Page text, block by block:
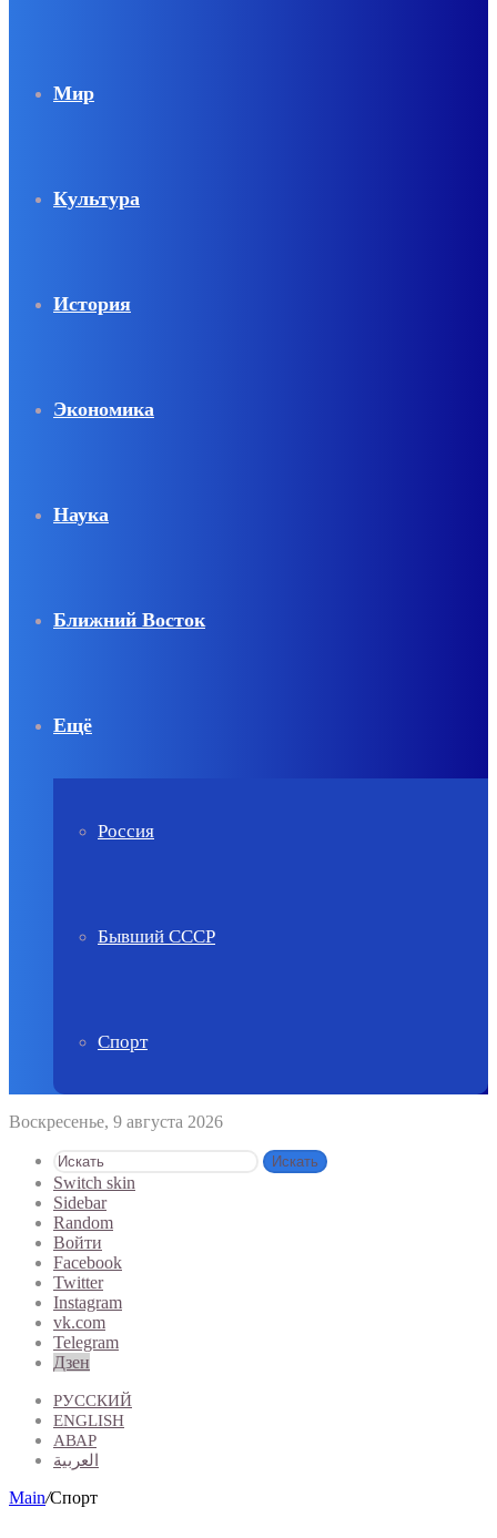
Мир
Культура
История
Экономика
Наука
Ближний Восток
Ещё
Россия
Бывший СССР
Спорт
Воскресенье, 9 августа 2026
Искать
Switch skin
Sidebar
Random
Войти
Facebook
Twitter
Instagram
vk.com
Telegram
Дзен
РУССКИЙ
ENGLISH
АВАР
العربية
Main/Спорт